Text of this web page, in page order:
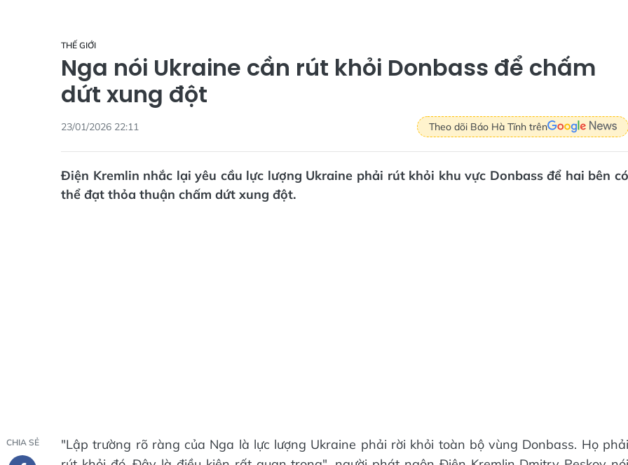
THẾ GIỚI
Nga nói Ukraine cần rút khỏi Donbass để chấm
dứt xung đột
23/01/2026 22:11 Theo dõi Báo Hà Tĩnh trên
Điện Kremlin nhắc lại yêu cầu lực lượng Ukraine phải rút khỏi khu vực Donbass để hai bên có
thể đạt thỏa thuận chấm dứt xung đột.
CHIA SẺ
"Lập trường rõ ràng của Nga là lực lượng Ukraine phải rời khỏi toàn bộ vùng Donbass. Họ phải